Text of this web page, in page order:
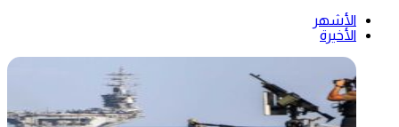
الأشهر
الأخيرة